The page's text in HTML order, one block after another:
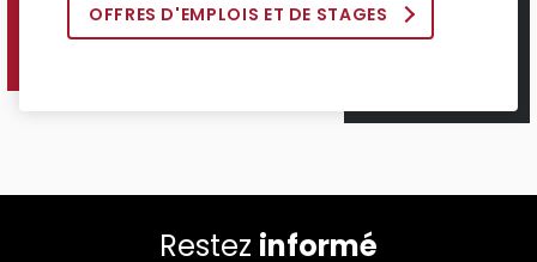
OFFRES D'EMPLOIS ET DE STAGES
Restez informé